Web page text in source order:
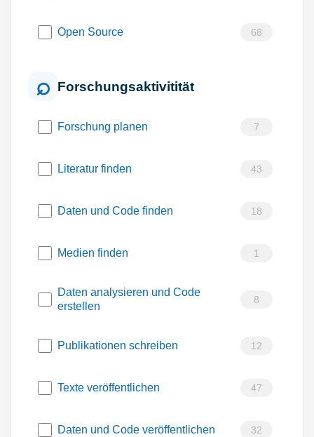
Open Source 68
Forschungsaktivitität
Forschung planen 7
Literatur finden 43
Daten und Code finden 18
Medien finden 1
Daten analysieren und Code
erstellen
8
Publikationen schreiben 12
Texte veröffentlichen 47
Daten und Code veröffentlichen 32